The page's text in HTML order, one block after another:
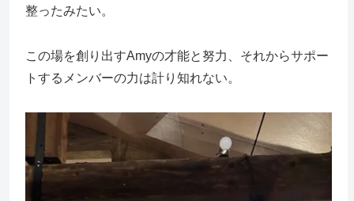
整ったみたい。
この場を創り出すAmyの才能と努力、それからサポー
トするメンバーの力は計り知れない。